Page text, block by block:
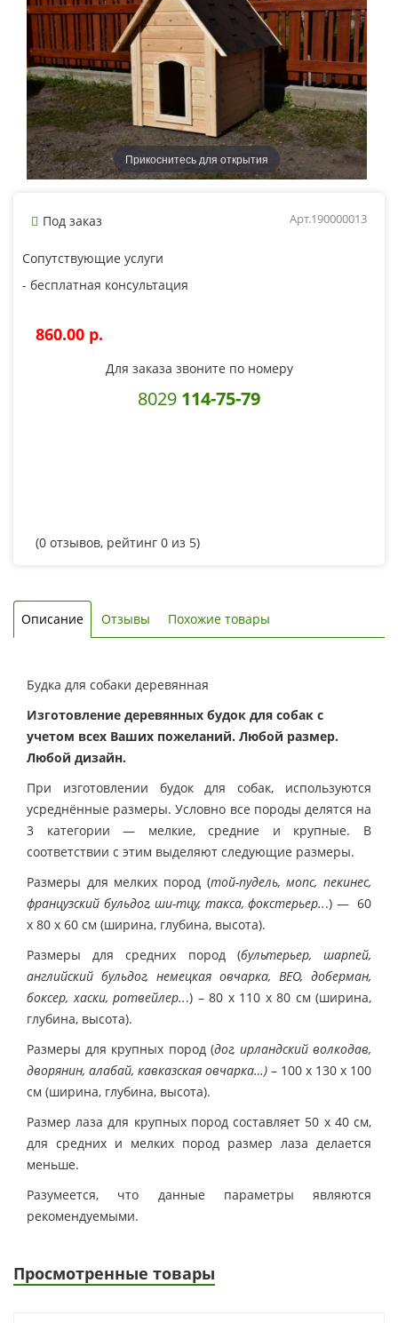
Прикоснитесь для открытия
Под заказ Арт.190000013
Сопутствующие услуги
- бесплатная консультация
860.00 p.
Для заказа звоните по номеру
8029 114-75-79
(0 отзывов, рейтинг 0 из 5)
Описание Отзывы Похожие товары
Будка для собаки деревянная
Изготовление деревянных будок для собак с
учетом всех Ваших пожеланий. Любой размер.
Любой дизайн.
При изготовлении будок для собак, используются
усреднённые размеры. Условно все породы делятся на
3 категории — мелкие, средние и крупные. В
соответствии с этим выделяют следующие размеры.
Размеры для мелких пород (той-пудель, мопс, пекинес,
французский бульдог, ши-тцу, такса, фокстерьер...) — 60
х 80 х 60 см (ширина, глубина, высота).
Размеры для средних пород(бультерьер, шарпей,
английский бульдог, немецкая овчарка, ВЕО, доберман,
боксер, хаски, ротвейлер...) – 80 х 110 х 80 см (ширина,
глубина, высота).
Размеры для крупных пород(дог, ирландский волкодав,
дворянин, алабай, кавказская овчарка…) – 100 х 130 х 100
см (ширина, глубина, высота).
Размер лаза для крупных пород составляет 50 х 40 см,
для средних и мелких пород размер лаза делается
меньше.
Разумеется, что данные параметры являются
рекомендуемыми.
Просмотренные товары